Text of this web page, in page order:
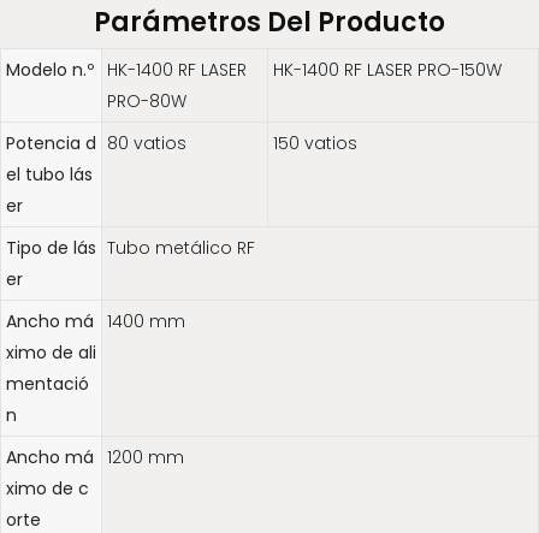
Parámetros Del Producto
Modelo n.º HK-1400 RF LASER
PRO-80W
HK-1400 RF LASER PRO-150W
Potencia d
el tubo lás
er
80 vatios 150 vatios
Tipo de lás
er
Tubo metálico RF
Ancho má
ximo de ali
mentació
n
1400 mm
Ancho má
ximo de c
orte
1200 mm